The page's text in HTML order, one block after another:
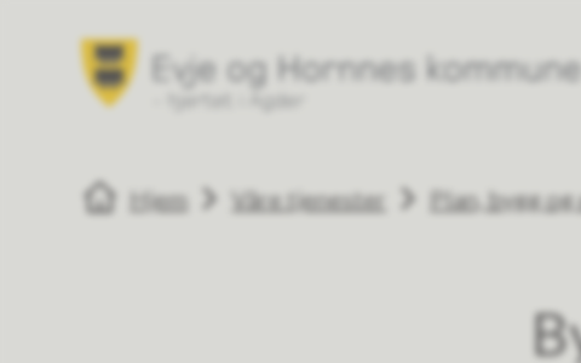
Evje og Hornnes kommune
Du er her:Hjem Våre tjenester Plan, bygg